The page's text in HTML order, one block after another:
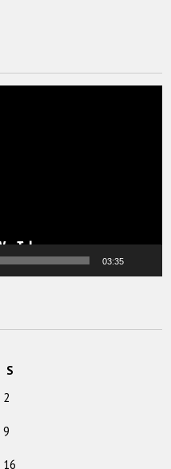
03:35
S
2
9
16